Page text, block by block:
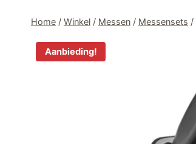
Home / Winkel / Messen / Messensets /
Aanbieding!